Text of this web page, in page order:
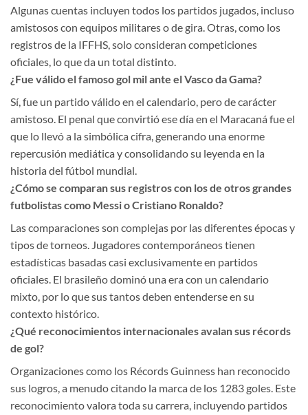
Algunas cuentas incluyen todos los partidos jugados, incluso
amistosos con equipos militares o de gira. Otras, como los
registros de la IFFHS, solo consideran competiciones
oficiales, lo que da un total distinto.
¿Fue válido el famoso gol mil ante el Vasco da Gama?
Sí, fue un partido válido en el calendario, pero de carácter
amistoso. El penal que convirtió ese día en el Maracaná fue el
que lo llevó a la simbólica cifra, generando una enorme
repercusión mediática y consolidando su leyenda en la
historia del fútbol mundial.
¿Cómo se comparan sus registros con los de otros grandes
futbolistas como Messi o Cristiano Ronaldo?
Las comparaciones son complejas por las diferentes épocas y
tipos de torneos. Jugadores contemporáneos tienen
estadísticas basadas casi exclusivamente en partidos
oficiales. El brasileño dominó una era con un calendario
mixto, por lo que sus tantos deben entenderse en su
contexto histórico.
¿Qué reconocimientos internacionales avalan sus récords
de gol?
Organizaciones como los Récords Guinness han reconocido
sus logros, a menudo citando la marca de los 1283 goles. Este
reconocimiento valora toda su carrera, incluyendo partidos